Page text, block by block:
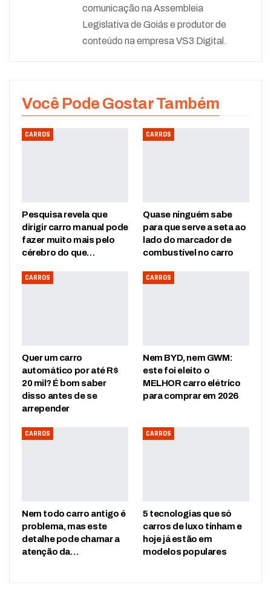
comunicação na Assembleia
Legislativa de Goiás e produtor de
conteúdo na empresa VS3 Digital.
Você Pode Gostar Também
CARROS
Pesquisa revela que
dirigir carro manual pode
fazer muito mais pelo
cérebro do que…
CARROS
Quase ninguém sabe
para que serve a seta ao
lado do marcador de
combustível no carro
CARROS
Quer um carro
automático por até R$
20 mil? É bom saber
disso antes de se
arrepender
CARROS
Nem BYD, nem GWM:
este foi eleito o
MELHOR carro elétrico
para comprar em 2026
CARROS
Nem todo carro antigo é
problema, mas este
detalhe pode chamar a
atenção da…
CARROS
5 tecnologias que só
carros de luxo tinham e
hoje já estão em
modelos populares